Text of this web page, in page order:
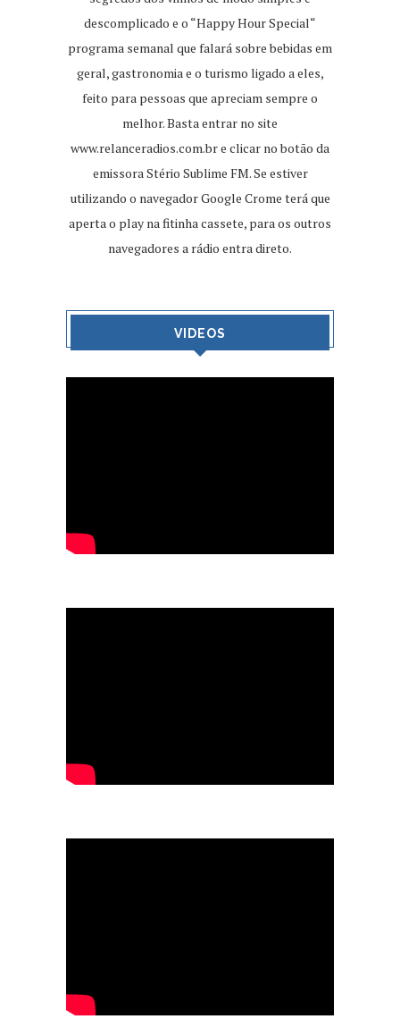
descomplicado e o “Happy Hour Special“
programa semanal que falará sobre bebidas em
geral, gastronomia e o turismo ligado a eles,
feito para pessoas que apreciam sempre o
melhor. Basta entrar no site
www.relanceradios.com.bre clicar no botão da
emissora Stério Sublime FM. Se estiver
utilizando o navegador Google Crome terá que
aperta o play na fitinha cassete, para os outros
navegadores a rádio entra direto.
VIDEOS